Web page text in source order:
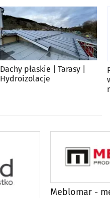
Dachy płaskie | Tarasy |
Hydroizolacje
Meblomar -